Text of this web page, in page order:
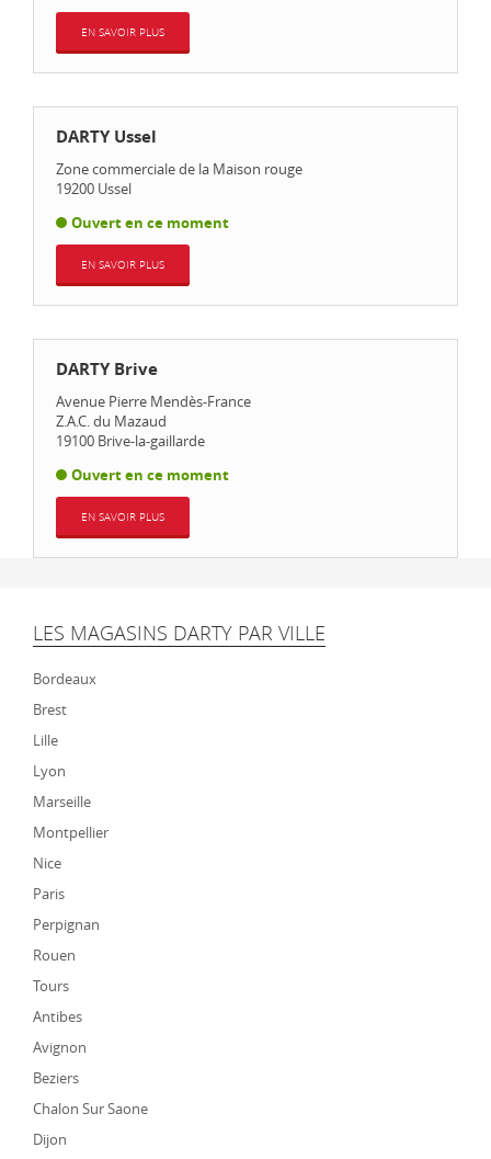
EN SAVOIR PLUS
DARTY Ussel
Zone commerciale de la Maison rouge
19200 Ussel
Ouvert en ce moment
EN SAVOIR PLUS
DARTY Brive
Avenue Pierre Mendès-France
Z.A.C. du Mazaud
19100 Brive-la-gaillarde
Ouvert en ce moment
EN SAVOIR PLUS
LES MAGASINS DARTY PAR VILLE
Bordeaux
Brest
Lille
Lyon
Marseille
Montpellier
Nice
Paris
Perpignan
Rouen
Tours
Antibes
Avignon
Beziers
Chalon Sur Saone
Dijon